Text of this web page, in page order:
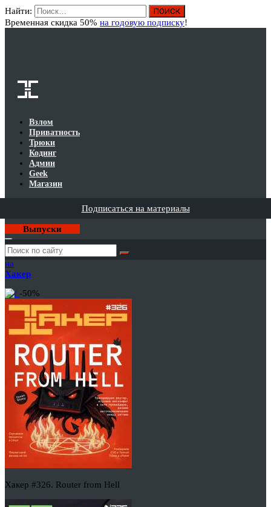
Найти:
Временная скидка 50% на годовую подписку!
Взлом
Приватность
Трюки
Кодинг
Админ
Geek
Магазин
Подписаться на материалы
Выпуски
Годовая
подписка
на
Хакер
-50%
Хакер #326. Router from Hell